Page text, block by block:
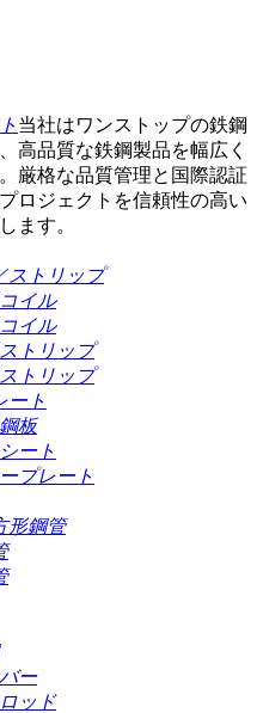
当社はワンストップの鉄鋼
高品質な鉄鋼製品を幅広く
厳格な品質管理と国際認証
ロジェクトを信頼性の高い
ます。
ストリップ
イル
イル
トリップ
トリップ
ート
板
ート
プレート
形鋼管
ー
ッド